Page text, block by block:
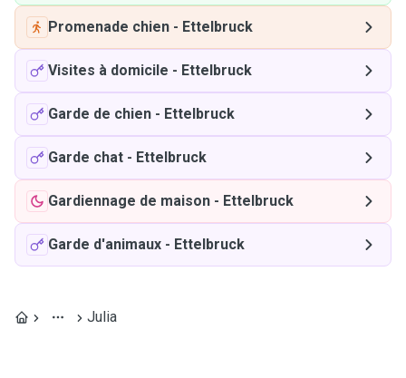
Promenade chien - Ettelbruck
Visites à domicile - Ettelbruck
Garde de chien - Ettelbruck
Garde chat - Ettelbruck
Gardiennage de maison - Ettelbruck
Garde d'animaux - Ettelbruck
Julia